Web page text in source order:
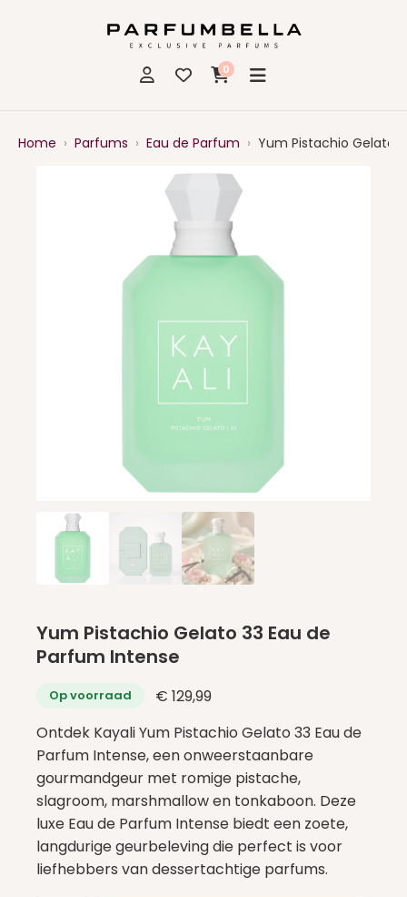
0
Home › Parfums › Eau de Parfum › Yum Pistachio Gelato
Yum Pistachio Gelato 33 Eau de
Parfum Intense
Op voorraad € 129,99
Ontdek Kayali Yum Pistachio Gelato 33 Eau de
Parfum Intense, een onweerstaanbare
gourmandgeur met romige pistache,
slagroom, marshmallow en tonkaboon. Deze
luxe Eau de Parfum Intense biedt een zoete,
langdurige geurbeleving die perfect is voor
liefhebbers van dessertachtige parfums.